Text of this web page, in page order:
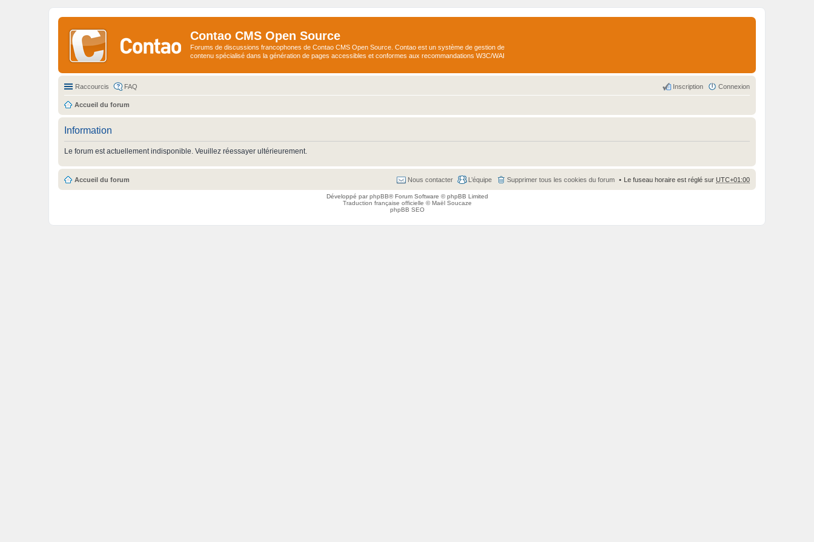
Contao CMS Open Source
Forums de discussions francophones de Contao CMS Open Source. Contao est un système de gestion de
contenu spécialisé dans la génération de pages accessibles et conformes aux recommandations W3C/WAI
Raccourcis FAQ Connexion
Inscription
Accueil du forum
Information
Le forum est actuellement indisponible. Veuillez réessayer ultérieurement.
Accueil du forum Le fuseau horaire est réglé sur UTC+01:00
Supprimer tous les cookies du forum
L’équipe
Nous contacter
Développé parphpBB® Forum Software © phpBB Limited
Traduction française officielle ©Maël Soucaze
phpBB SEO